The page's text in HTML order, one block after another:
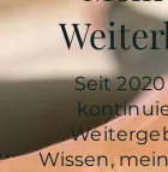
Seit
Wissen,